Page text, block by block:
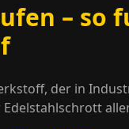
– so
der in